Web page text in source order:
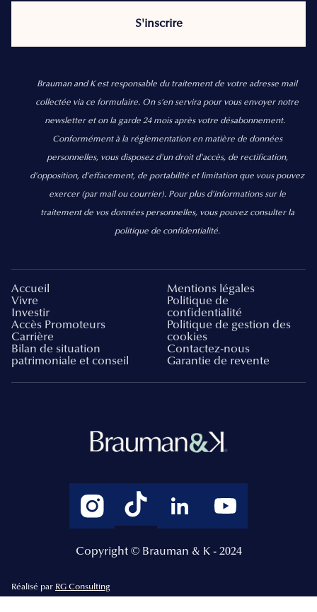
Brauman and K est responsable du traitement de votre adresse mail
collectée via ce formulaire. On s’en servira pour vous envoyer notre
newsletter et on la garde 24 mois après votre désabonnement.
Conformément à la réglementation en matière de données
personnelles, vous disposez d'un droit d'accès, de rectification,
d’opposition, d’effacement, de portabilité et limitation que vous pouvez
exercer (par mail ou courrier). Pour plus d’informations sur le
traitement de vos données personnelles, vous pouvez consulter la
politique de confidentialité.
Accueil
Vivre
Investir
Accès Promoteurs
Carrière
Bilan de situation
patrimoniale et conseil
Mentions légales
Politique de
confidentialité
Politique de gestion des
cookies
Contactez-nous
Garantie de revente
Copyright © Brauman & K - 2024
Réalisé par RG Consulting